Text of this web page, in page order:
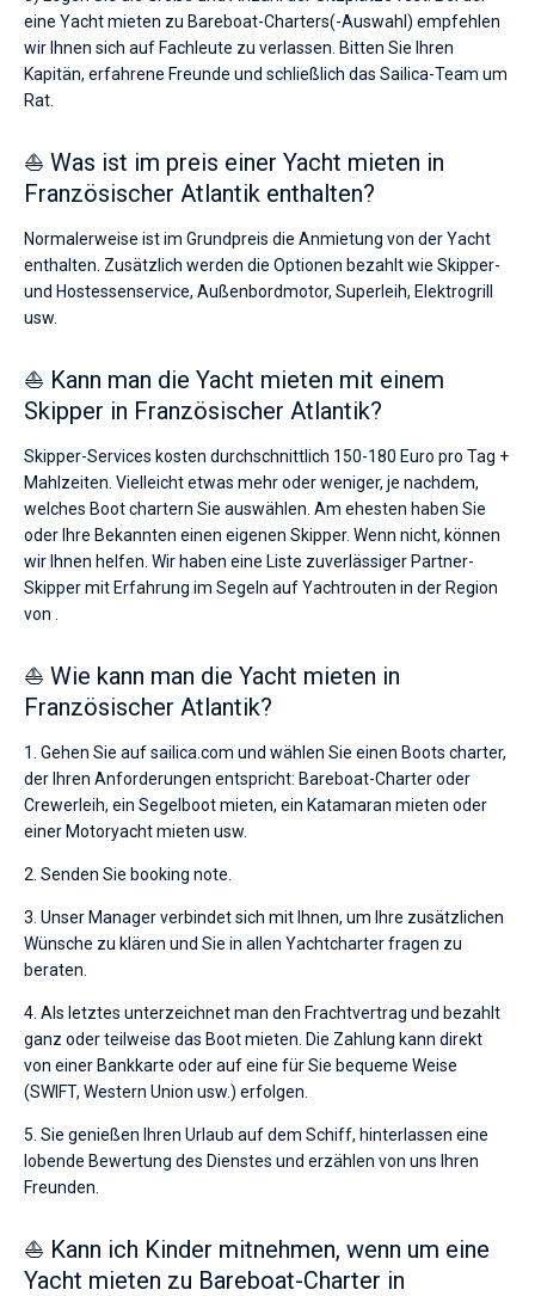
eine Yacht mieten zu Bareboat-Charters(-Auswahl) empfehlen
wir Ihnen sich auf Fachleute zu verlassen. Bitten Sie Ihren
Kapitän, erfahrene Freunde und schließlich das Sailica-Team um
Rat.
⛵ Was ist im preis einer Yacht mieten in
Französischer Atlantik enthalten?
Normalerweise ist im Grundpreis die Anmietung von der Yacht
enthalten. Zusätzlich werden die Optionen bezahlt wie Skipper-
und Hostessenservice, Außenbordmotor, Superleih, Elektrogrill
usw.
⛵ Kann man die Yacht mieten mit einem
Skipper in Französischer Atlantik?
Skipper-Services kosten durchschnittlich 150-180 Euro pro Tag +
Mahlzeiten. Vielleicht etwas mehr oder weniger, je nachdem,
welches Boot chartern Sie auswählen. Am ehesten haben Sie
oder Ihre Bekannten einen eigenen Skipper. Wenn nicht, können
wir Ihnen helfen. Wir haben eine Liste zuverlässiger Partner-
Skipper mit Erfahrung im Segeln auf Yachtrouten in der Region
von .
⛵ Wie kann man die Yacht mieten in
Französischer Atlantik?
1. Gehen Sie auf sailica.com und wählen Sie einen Boots charter,
der Ihren Anforderungen entspricht: Bareboat-Charter oder
Crewerleih, ein Segelboot mieten, ein Katamaran mieten oder
einer Motoryacht mieten usw.
2. Senden Sie booking note.
3. Unser Manager verbindet sich mit Ihnen, um Ihre zusätzlichen
Wünsche zu klären und Sie in allen Yachtcharter fragen zu
beraten.
4. Als letztes unterzeichnet man den Frachtvertrag und bezahlt
ganz oder teilweise das Boot mieten. Die Zahlung kann direkt
von einer Bankkarte oder auf eine für Sie bequeme Weise
(SWIFT, Western Union usw.) erfolgen.
5. Sie genießen Ihren Urlaub auf dem Schiff, hinterlassen eine
lobende Bewertung des Dienstes und erzählen von uns Ihren
Freunden.
⛵ Kann ich Kinder mitnehmen, wenn um eine
Yacht mieten zu Bareboat-Charter in